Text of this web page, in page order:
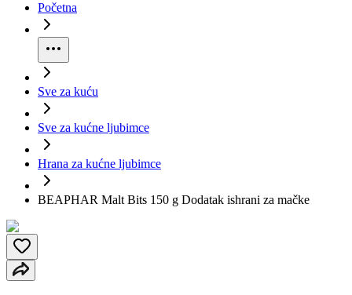
Početna
Sve za kuću
Sve za kućne ljubimce
Hrana za kućne ljubimce
BEAPHAR Malt Bits 150 g Dodatak ishrani za mačke